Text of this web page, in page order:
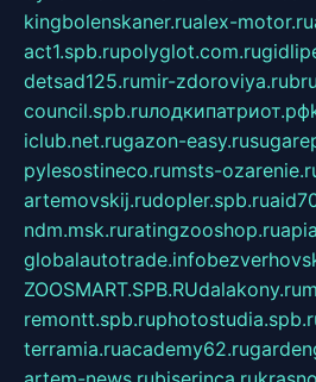
kingbolenskaner.rualex-motor.ru
act1.spb.rupolyglot.com.ru
detsad125.rumir-zdoroviya.ru
council.spb.ruлодкипатриот.рф
iclub.net.rugazon-easy.ru
pylesostineco.rumsts-
artemovskij.rudopler.spb.ru
ndm.msk.ruratingzooshop.ru
globalautotrade.info
ZOOSMART.SPB.RUdalakony.ru
remontt.spb.ru
terramia.ruacademy62.ru